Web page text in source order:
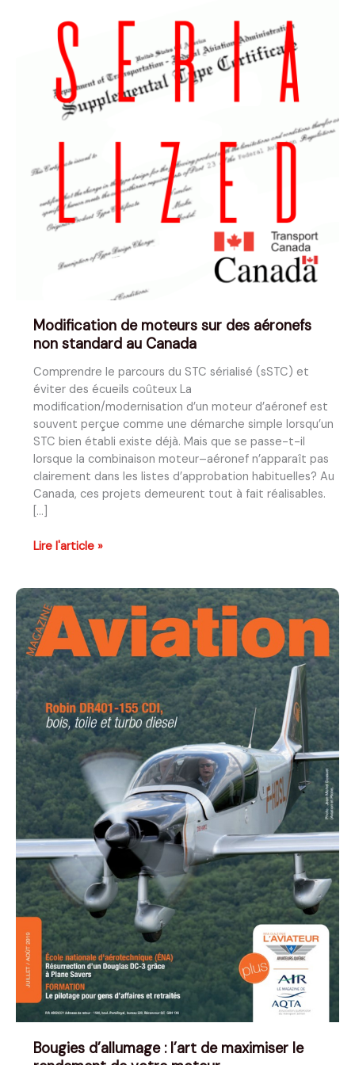
Modification de moteurs sur des aéronefs
non standard au Canada
Comprendre le parcours du STC sérialisé (sSTC) et
éviter des écueils coûteux La
modification/modernisation d’un moteur d’aéronef est
souvent perçue comme une démarche simple lorsqu’un
STC bien établi existe déjà. Mais que se passe-t-il
lorsque la combinaison moteur–aéronef n’apparaît pas
clairement dans les listes d’approbation habituelles? Au
Canada, ces projets demeurent tout à fait réalisables.
[…]
Modification
sur
des
aéronefs
non
standard
au
Canada
Lire l'article »
Bougies d’allumage : l’art de maximiser le